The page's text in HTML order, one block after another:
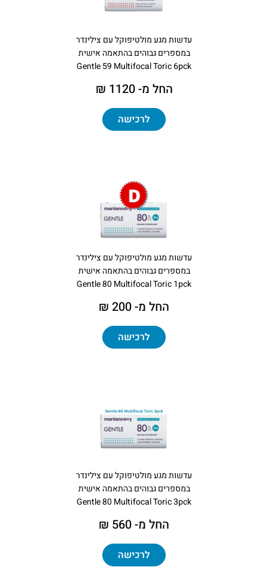
עדשות מגע מולטיפוקל עם צילינדר
במספרים גבוהים בהתאמה אישית
Gentle 59 Multifocal Toric 6pck
החל מ- 1120 ₪
לרכישה
עדשות מגע מולטיפוקל עם צילינדר
במספרים גבוהים בהתאמה אישית
Gentle 80 Multifocal Toric 1pck
החל מ- 200 ₪
לרכישה
עדשות מגע מולטיפוקל עם צילינדר
במספרים גבוהים בהתאמה אישית
Gentle 80 Multifocal Toric 3pck
החל מ- 560 ₪
לרכישה